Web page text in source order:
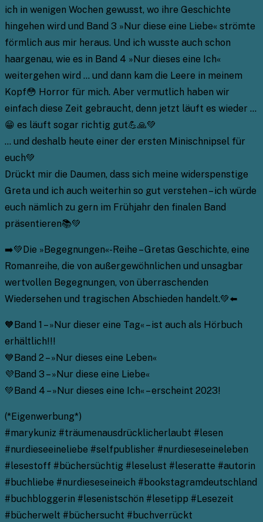
ich in wenigen Wochen gewusst, wo ihre Geschichte
hingehen wird und Band 3 »Nur diese eine Liebe« strömte
förmlich aus mir heraus. Und ich wusste auch schon
haargenau, wie es in Band 4 »Nur dieses eine Ich«
weitergehen wird … und dann kam die Leere in meinem
Kopf😳 Horror für mich. Aber vermutlich haben wir
einfach diese Zeit gebraucht, denn jetzt läuft es wieder …
😁 es läuft sogar richtig gut💪🙏💚
… und deshalb heute einer der ersten Minischnipsel für
euch💚
Drückt mir die Daumen, dass sich meine widerspenstige
Greta und ich auch weiterhin so gut verstehen – ich würde
euch nämlich zu gern im Frühjahr den finalen Band
präsentieren📚💚
➡️💚Die »Begegnungen«-Reihe – Gretas Geschichte, eine
Romanreihe, die von außergewöhnlichen und unsagbar
wertvollen Begegnungen, von überraschenden
Wiedersehen und tragischen Abschieden handelt.💚⬅️
🧡Band 1 – »Nur dieser eine Tag« – ist auch als Hörbuch
erhältlich!!!
💙Band 2 – »Nur dieses eine Leben«
💜Band 3 – »Nur diese eine Liebe«
💚Band 4 – »Nur dieses eine Ich« – erscheint 2023!
(*Eigenwerbung*)
#marykuniz #träumenausdrücklicherlaubt #lesen
#nurdieseeineliebe #selfpublisher #nurdieseseineleben
#lesestoff #büchersüchtig #leselust #leseratte #autorin
#buchliebe #nurdieseseineich #bookstagramdeutschland
#buchbloggerin #lesenistschön #lesetipp #Lesezeit
#bücherwelt #büchersucht #buchverrückt